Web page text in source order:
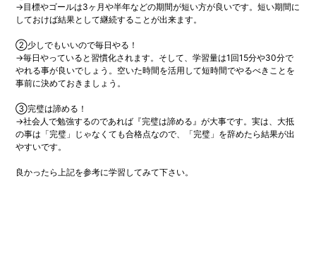
→目標やゴールは3ヶ月や半年などの期間が短い方が良いです。短い期間に
しておけば結果として継続することが出来ます。
②少しでもいいので毎日やる！
→毎日やっていると習慣化されます。そして、学習量は1回15分や30分で
やれる事が良いでしょう。空いた時間を活用して短時間でやるべきことを
事前に決めておきましょう。
③完璧は諦める！
→社会人で勉強するのであれば『完璧は諦める』が大事です。実は、大抵
の事は「完璧」じゃなくても合格点なので、「完璧」を辞めたら結果が出
やすいです。
良かったら上記を参考に学習してみて下さい。